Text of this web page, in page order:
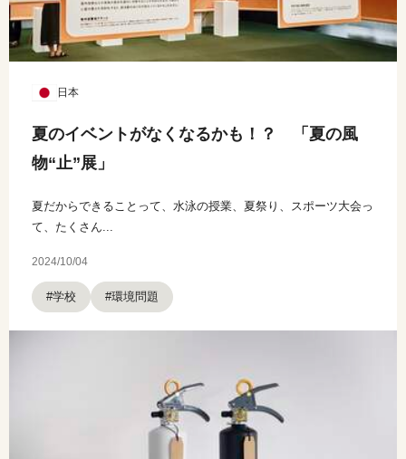
日本
夏のイベントがなくなるかも！？ 「夏の風
物“止”展」
夏だからできることって、水泳の授業、夏祭り、スポーツ大会っ
て、たくさん...
2024/10/04
#学校 #環境問題